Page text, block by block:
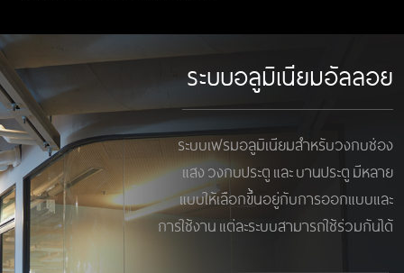
ระบบอลูมิเนียมอัลลอย
ระบบเฟรมอลูมิเนียมสำหรับวงกบช่อง
แสง วงกบประตู และ บานประตู มีหลาย
แบบให้เลือกขึ้นอยู่กับการออกแบบและ
การใช้งาน แต่ละระบบสามารถใช้ร่วมกันได้